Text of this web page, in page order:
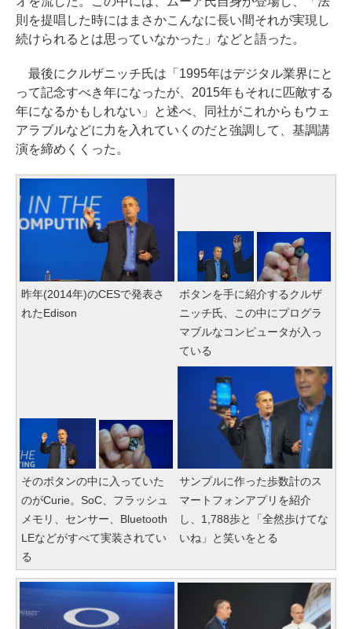
則を提唱した時にはまさかこんなに長い間それが実現し
続けられるとは思っていなかった」などと語った。
最後にクルザニッチ氏は「1995年はデジタル業界にと
って記念すべき年になったが、2015年もそれに匹敵する
年になるかもしれない」と述べ、同社がこれからもウェ
アラブルなどに力を入れていくのだと強調して、基調講
演を締めくくった。
昨年(2014年)のCESで発表さ
れたEdison
ボタンを手に紹介するクルザ
ニッチ氏、この中にプログラ
マブルなコンピュータが入っ
ている
そのボタンの中に入っていた
のがCurie。SoC、フラッシュ
メモリ、センサー、Bluetooth
LEなどがすべて実装されてい
る
サンプルに作った歩数計のス
マートフォンアプリを紹介
し、1,788歩と「全然歩けてな
いね」と笑いをとる